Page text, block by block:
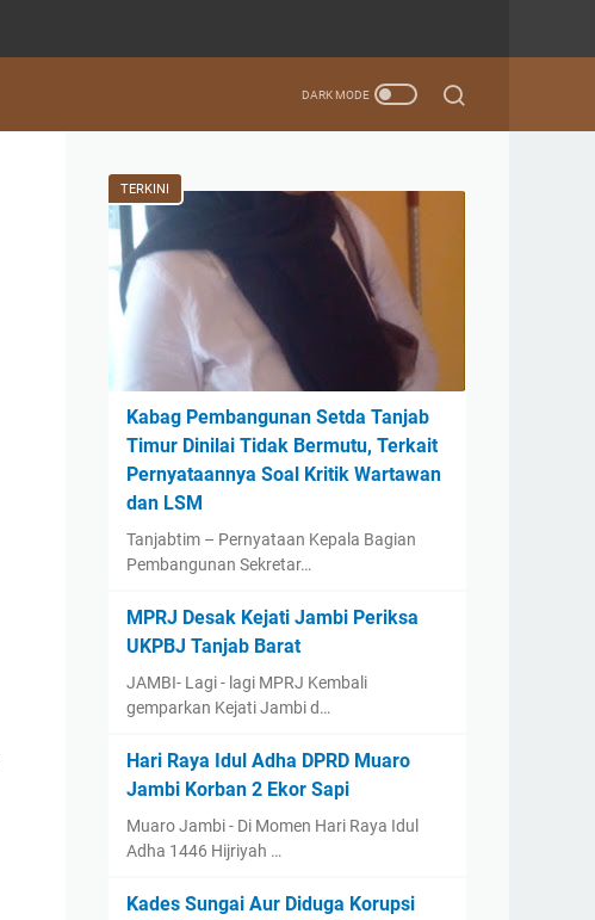
TERKINI
Kabag Pembangunan Setda Tanjab
Timur Dinilai Tidak Bermutu, Terkait
Pernyataannya Soal Kritik Wartawan
dan LSM
Tanjabtim – Pernyataan Kepala Bagian
Pembangunan Sekretar…
MPRJ Desak Kejati Jambi Periksa
UKPBJ Tanjab Barat
JAMBI- Lagi - lagi MPRJ Kembali
gemparkan Kejati Jambi d…
Hari Raya Idul Adha DPRD Muaro
Jambi Korban 2 Ekor Sapi
Muaro Jambi - Di Momen Hari Raya Idul
Adha 1446 Hijriyah …
Kades Sungai Aur Diduga Korupsi